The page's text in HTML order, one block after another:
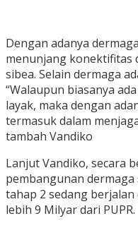
Dengan adanya
menunjang konektifitas
sibea. Selain dermaga
“Walaupun biasanya
layak, maka dengan
termasuk dalam
tambah Vandiko
Lanjut Vandiko, secara
pembangunan
tahap 2 sedang
lebih 9 Milyar dari PUPR.